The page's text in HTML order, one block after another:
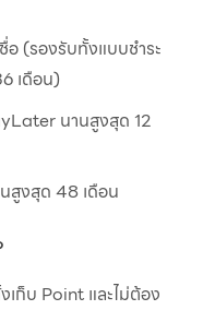
(รองรับทั้งแบบชำระ
เดือน)
นานสูงสุด 12
สูงสุด 48 เดือน
ก็บ Point และไม่ต้อง